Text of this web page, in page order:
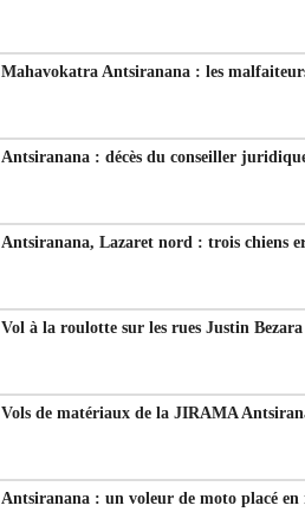
Mahavokatra Antsiranana : les
Antsiranana : décès du conseiller
Antsiranana, Lazaret nord : trois chiens
Vol à la roulotte sur les rues Justin
Vols de matériaux de la JIRAMA
Antsiranana : un voleur de moto placé en